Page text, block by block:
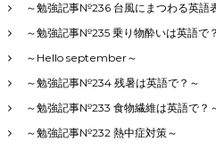
～勉強記事№236 台風にまつわる英語
～勉強記事№235 乗り物酔いは英語で
～Hello september～
～勉強記事№234 残暑は英語で？～
～勉強記事№233 食物繊維は英語で？
～勉強記事№232 熱中症対策～